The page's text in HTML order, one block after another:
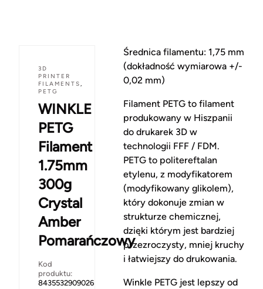
3D
PRINTER
FILAMENTS,
PETG
WINKLE
PETG
Filament
1.75mm
300g
Crystal
Amber
Pomarańczowy
Kod
produktu:
8435532909026
Średnica filamentu: 1,75 mm
(dokładność wymiarowa +/-
0,02 mm)
Filament PETG to filament
produkowany w Hiszpanii
do drukarek 3D w
technologii FFF / FDM.
PETG to politereftalan
etylenu, z modyfikatorem
(modyfikowany glikolem),
który dokonuje zmian w
strukturze chemicznej,
dzięki którym jest bardziej
przezroczysty, mniej kruchy
i łatwiejszy do drukowania.
Winkle PETG jest lepszy od